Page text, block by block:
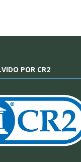
POR CR2